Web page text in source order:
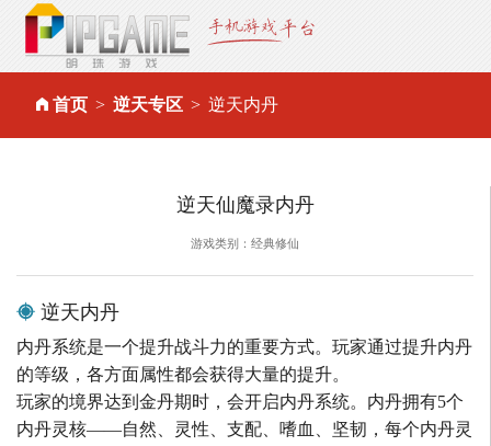
首页 逆天专区 逆天内丹
逆天仙魔录内丹
游戏类别：经典修仙
逆天内丹
内丹系统是一个提升战斗力的重要方式。玩家通过提升内丹
的等级，各方面属性都会获得大量的提升。
玩家的境界达到金丹期时，会开启内丹系统。内丹拥有5个
内丹灵核——自然、灵性、支配、嗜血、坚韧，每个内丹灵